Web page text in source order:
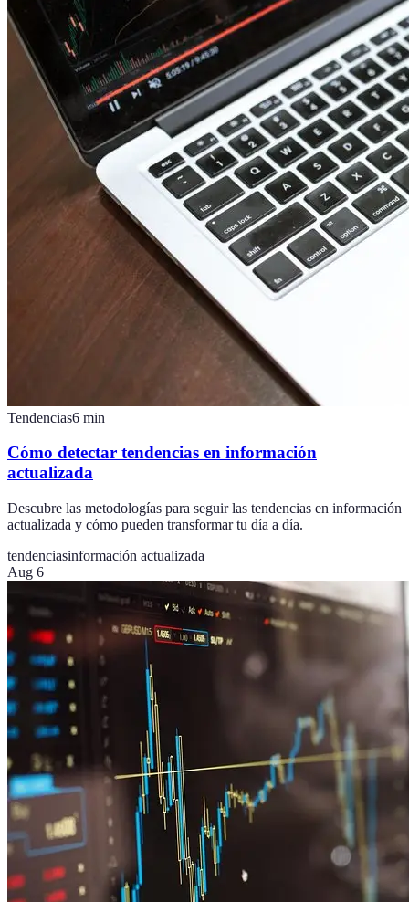
Tendencias6 min
Cómo detectar tendencias en información
actualizada
Descubre las metodologías para seguir las tendencias en información
actualizada y cómo pueden transformar tu día a día.
tendenciasinformación actualizada
Aug 6